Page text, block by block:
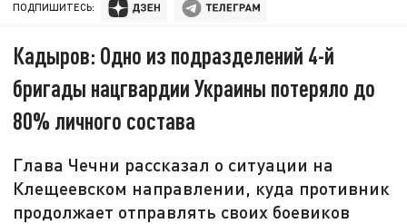
ПОДПИШИТЕСЬ:
Кадыров: Одно из подразделений 4-й
бригады нацгвардии Украины потеряло до
80% личного состава
Глава Чечни рассказал о ситуации на
Клещеевском направлении, куда противник
продолжает отправлять своих боевиков